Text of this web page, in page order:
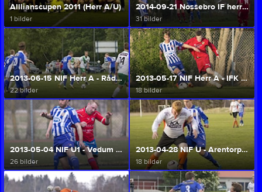
Alllianscupen 2011 (Herr A/U)
1 bilder
2014-09-21 Nossebro IF herr - IK Friscopojkarna (Herr A/U)
31 bilder
2013-06-15 NIF Herr A - Råda BK (Herr A/U)
22 bilder
2013-05-17 NIF Herr A - IFK Emtunga (Herr A/U)
18 bilder
2013-05-04 NIF U1 - Vedum (Herr A/U)
26 bilder
2013-04-28 NIF U - ArentorpHelås (Herr A/U)
18 bilder